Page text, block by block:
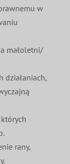
w
małoletni/
działaniach,
rany,